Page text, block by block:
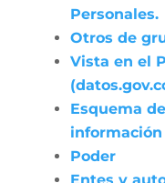
Personales.
Otros de
Vista en el
Esquema
información
Poder